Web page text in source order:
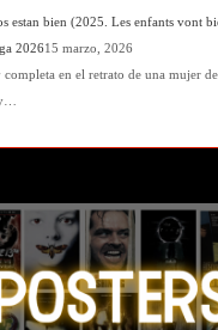
estan bien (2025. Les enfants vont
202615 marzo, 2026
en el retrato de una mujer